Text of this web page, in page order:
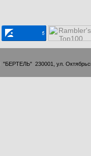
УЧСП  "БЕРТЕЛЬ"  230001, ул.